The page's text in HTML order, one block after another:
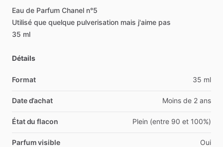
Eau de Parfum Chanel n°5
Utilisé que quelque pulverisation mais j'aime pas
35 ml
Détails
Format 35 ml
Date d’achat Moins de 2 ans
État du flacon Plein (entre 90 et 100%)
Parfum visible Oui